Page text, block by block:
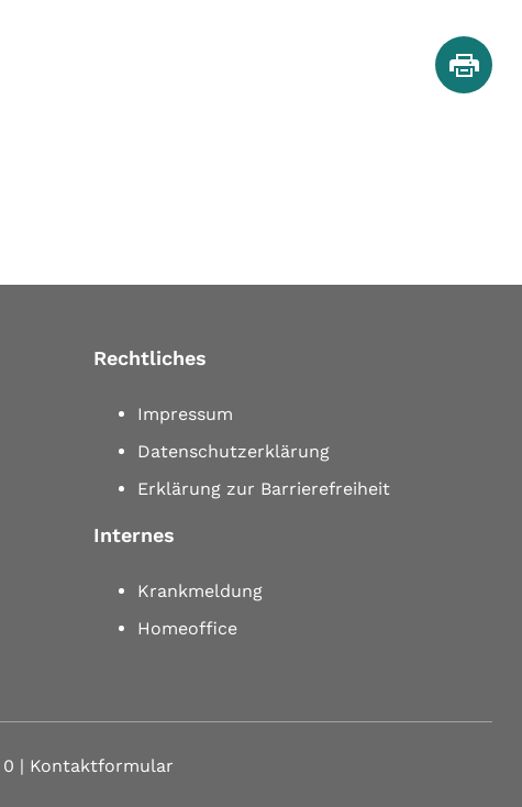
Rechtliches
Impressum
Datenschutzerklärung
Erklärung zur Barrierefreiheit
Internes
Krankmeldung
Homeoffice
| Kontaktformular